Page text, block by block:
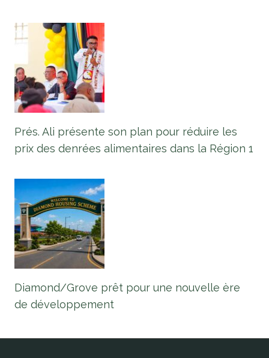
Prés. Ali présente son plan pour réduire les
prix des denrées alimentaires dans la Région 1
Diamond/Grove prêt pour une nouvelle ère
de développement